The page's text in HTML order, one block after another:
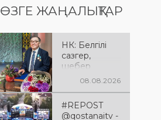
ӨЗГЕ ЖАҢАЛЫҚТАР
НК: Белгілі
сазгер,
шебер
ұйымдастыру
жайлы сыр
08.08.2026
#REPOST
@qostanaitv -